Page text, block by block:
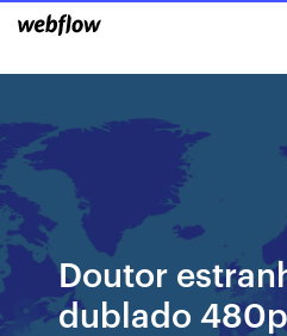
Doutor
dublado